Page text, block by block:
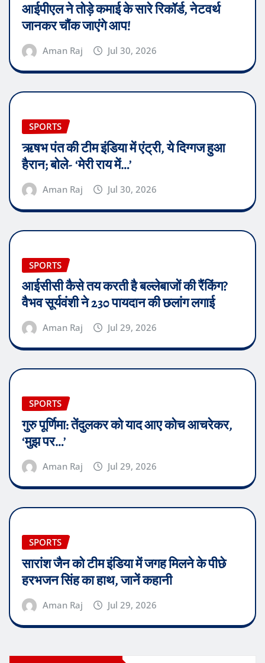
आईपीएल ने तोड़े कमाई के सारे रिकॉर्ड, नेटवर्थ
जानकर चौंक जाएंगे आप!
Aman Raj Jul 30, 2026
SPORTS
ऋषभ पंत की टीम इंडिया में एंट्री, ये दिग्गज हुआ
हैरान; बोले- ‘मेरी राय में…’
Aman Raj Jul 30, 2026
SPORTS
आईसीसी कैसे तय करती है बल्लेबाजों की रैंकिंग?
वैभव सूर्यवंशी ने 230 पायदान की छलांग लगाई
Aman Raj Jul 29, 2026
SPORTS
गुरु पूर्णिमा: तेंदुलकर को याद आए कोच आचरेकर,
‘मुझ पर…’
Aman Raj Jul 29, 2026
SPORTS
सारांश जैन को टीम इंडिया में जगह मिलने के पीछे
हरभजन सिंह का हाथ, जानें कहानी
Aman Raj Jul 29, 2026